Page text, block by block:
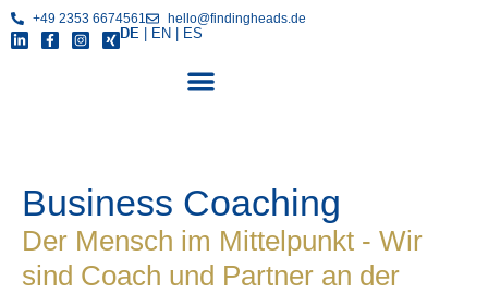
+49 2353 6674561 hello@findingheads.de
DE EN ES
Business Coaching
Der Mensch im Mittelpunkt - Wir
sind Coach und Partner an der